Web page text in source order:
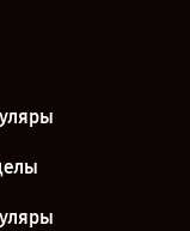
General 40S3 в г.
General 40S3 в г.